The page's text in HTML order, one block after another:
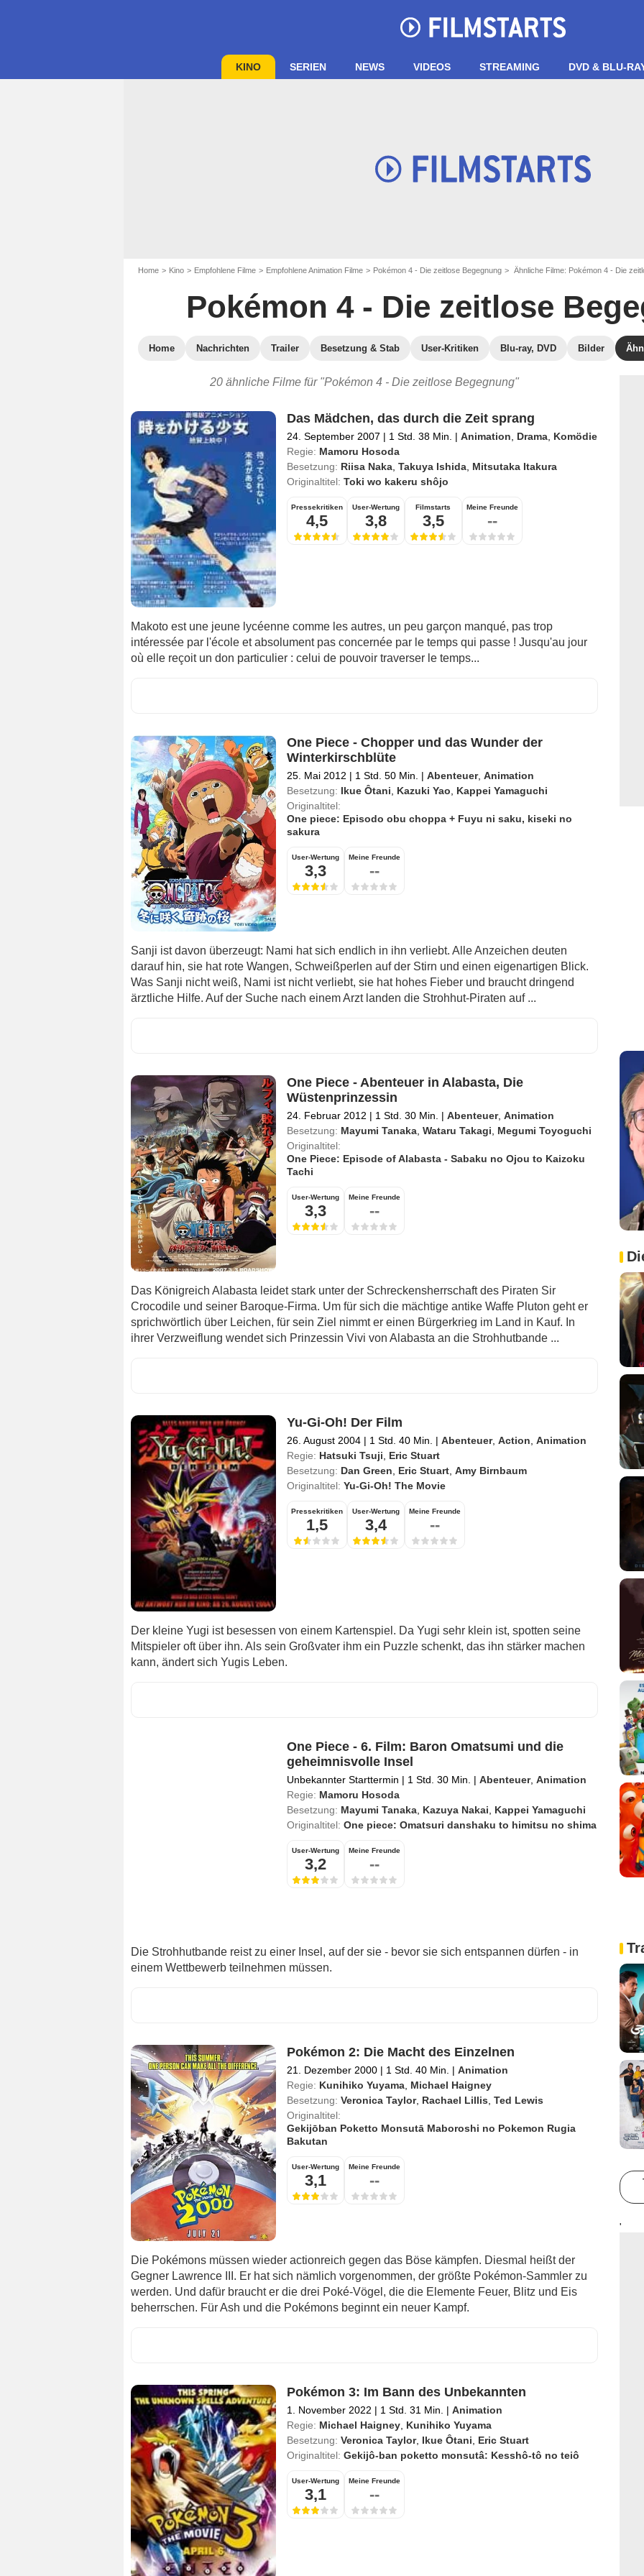
KINO SERIEN NEWS VIDEOS STREAMING DVD & BLU-
Home Kino Empfohlene Filme Empfohlene Animation Filme Pokémon 4 - Die zeitlose Begegnung Ähnliche Filme: Pokémon 4 - Die
Pokémon 4 - Die zeitlose
Home Nachrichten Trailer Besetzung & Stab User-Kritiken Blu-ray, DVD Bilder
20 ähnliche Filme für "Pokémon 4 - Die zeitlose Begegnung"
Das Mädchen, das durch die Zeit sprang
24. September 2007 | 1 Std. 38 Min. | Animation Drama, Komödie
Regie: Mamoru Hosoda
Besetzung: Riisa Naka, Takuya Ishida, Mitsutaka Itakura
Originaltitel: Toki wo kakeru shôjo
Pressekritiken
4,5
User-Wertung
3,8
Filmstarts
3,5
Meine Freunde
--
Makoto est une jeune lycéenne comme les autres, un peu garçon manqué, pas trop
intéressée par l'école et absolument pas concernée par le temps qui passe ! Jusqu'au jour
où elle reçoit un don particulier : celui de pouvoir traverser le temps...
One Piece - Chopper und das Wunder der
Winterkirschblüte
25. Mai 2012 | 1 Std. 50 Min. | Abenteuer, Animation
Besetzung: Ikue Ôtani, Kazuki Yao, Kappei Yamaguchi
Originaltitel:
One piece: Episodo obu choppa + Fuyu ni saku, kiseki no
sakura
User-Wertung
3,3
Meine Freunde
--
Sanji ist davon überzeugt: Nami hat sich endlich in ihn verliebt. Alle Anzeichen deuten
darauf hin, sie hat rote Wangen, Schweißperlen auf der Stirn und einen eigenartigen Blick.
Was Sanji nicht weiß, Nami ist nicht verliebt, sie hat hohes Fieber und braucht dringend
ärztliche Hilfe. Auf der Suche nach einem Arzt landen die Strohhut-Piraten auf ...
One Piece - Abenteuer in Alabasta, Die
Wüstenprinzessin
24. Februar 2012 | 1 Std. 30 Min. | Abenteuer, Animation
Besetzung: Mayumi Tanaka, Wataru Takagi, Megumi Toyoguchi
Originaltitel:
One Piece: Episode of Alabasta - Sabaku no Ojou to Kaizoku
Tachi
User-Wertung
3,3
Meine Freunde
--
Das Königreich Alabasta leidet stark unter der Schreckensherrschaft des Piraten Sir
Crocodile und seiner Baroque-Firma. Um für sich die mächtige antike Waffe Pluton geht er
sprichwörtlich über Leichen, für sein Ziel nimmt er einen Bürgerkrieg im Land in Kauf. In
ihrer Verzweiflung wendet sich Prinzessin Vivi von Alabasta an die Strohhutbande ...
Yu-Gi-Oh! Der Film
26. August 2004 | 1 Std. 40 Min. | Abenteuer, Action, Animation
Regie: Hatsuki Tsuji, Eric Stuart
Besetzung: Dan Green, Eric Stuart, Amy Birnbaum
Originaltitel: Yu-Gi-Oh! The Movie
Pressekritiken
1,5
User-Wertung
3,4
Meine Freunde
--
Der kleine Yugi ist besessen von einem Kartenspiel. Da Yugi sehr klein ist, spotten seine
Mitspieler oft über ihn. Als sein Großvater ihm ein Puzzle schenkt, das ihn stärker machen
kann, ändert sich Yugis Leben.
One Piece - 6. Film: Baron Omatsumi und die
geheimnisvolle Insel
Unbekannter Starttermin | 1 Std. 30 Min. | Abenteuer, Animation
Regie: Mamoru Hosoda
Besetzung: Mayumi Tanaka, Kazuya Nakai, Kappei Yamaguchi
Originaltitel: One piece: Omatsuri danshaku to himitsu no shima
User-Wertung
3,2
Meine Freunde
--
Die Strohhutbande reist zu einer Insel, auf der sie - bevor sie sich entspannen dürfen - in
einem Wettbewerb teilnehmen müssen.
Pokémon 2: Die Macht des Einzelnen
21. Dezember 2000 | 1 Std. 40 Min. | Animation
Regie: Kunihiko Yuyama, Michael Haigney
Besetzung: Veronica Taylor, Rachael Lillis, Ted Lewis
Originaltitel:
Gekijōban Poketto Monsutā Maboroshi no Pokemon Rugia
Bakutan
User-Wertung
3,1
Meine Freunde
--
Die Pokémons müssen wieder actionreich gegen das Böse kämpfen. Diesmal heißt der
Gegner Lawrence III. Er hat sich nämlich vorgenommen, der größte Pokémon-Sammler zu
werden. Und dafür braucht er die drei Poké-Vögel, die die Elemente Feuer, Blitz und Eis
beherrschen. Für Ash und die Pokémons beginnt ein neuer Kampf.
Pokémon 3: Im Bann des Unbekannten
1. November 2022 | 1 Std. 31 Min. | Animation
Regie: Michael Haigney, Kunihiko Yuyama
Besetzung: Veronica Taylor, Ikue Ôtani, Eric Stuart
Originaltitel: Gekijô-ban poketto monsutâ: Kesshô-tô no teiô
User-Wertung
3,1
Meine Freunde
--
'